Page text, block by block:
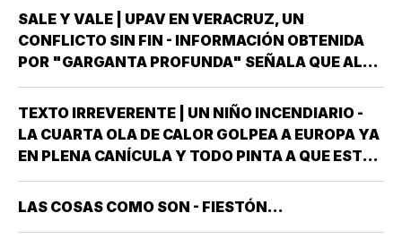
DEL PRESIDENTE DE MÉXICO, ESTUVE AHÍ
SOLAMENTE CUATRO VECES, TRES DE ELLAS EN
CALIDAD DE…
SALE Y VALE | UPAV EN VERACRUZ, UN
CONFLICTO SIN FIN - INFORMACIÓN OBTENIDA
POR "GARGANTA PROFUNDA" SEÑALA QUE AL
GOBIERNO DEL ESTADO *ESTÁ A PUNTO DE
"REVENTARLE" EL TEMA DE LA UNIVERSIDAD
POPULAR AUTÓNOMA DE VERACRUZ (UPAV) EN
LAS MANOS *Y NO ES…
TEXTO IRREVERENTE | UN NIÑO INCENDIARIO -
LA CUARTA OLA DE CALOR GOLPEA A EUROPA YA
EN PLENA CANÍCULA Y TODO PINTA A QUE ESTE
2026 SE UBICARÁ COMO EL PEOR DE LA HISTORIA
EN CUANTO A GOLPES CLIMÁTICOS *UNA OLA
LAS COSAS COMO SON - FIESTÓN...